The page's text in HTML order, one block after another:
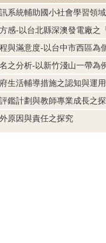
系統輔助國小社會學習領
感-以台北縣深澳發電廠之
與滿意度-以台中市西區為
之分析-以新竹淺山一帶為
生活輔導措施之認知與運
鑑計劃與教師專業成長之
原因與責任之探究